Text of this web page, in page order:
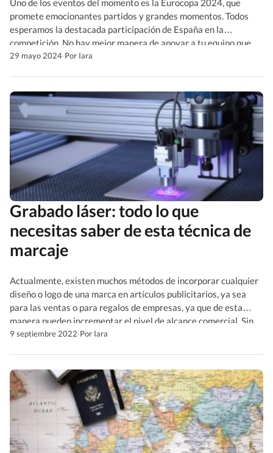
Uno de los eventos del momento es la Eurocopa 2024, que
promete emocionantes partidos y grandes momentos. Todos
esperamos la destacada participación de España en la
competición. No hay mejor manera de apoyar a tu equipo que
con estos regalos publicitarios para la Eurocopa 2024. ¡Aquí
29 mayo 2024·Por Iara
Grabado láser: todo lo que
necesitas saber de esta técnica de
marcaje
Actualmente, existen muchos métodos de incorporar cualquier
diseño o logo de una marca en artículos publicitarios, ya sea
para las ventas o para regalos de empresas, ya que de esta
manera pueden incrementar el nivel de alcance comercial. Sin
embargo, hay un método en específico que sobresale de los
9 septiembre 2022·Por Iara